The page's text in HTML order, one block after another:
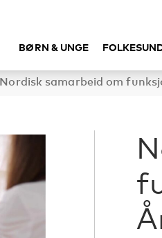
BØRN & UNGE
Nordisk samarbeid om